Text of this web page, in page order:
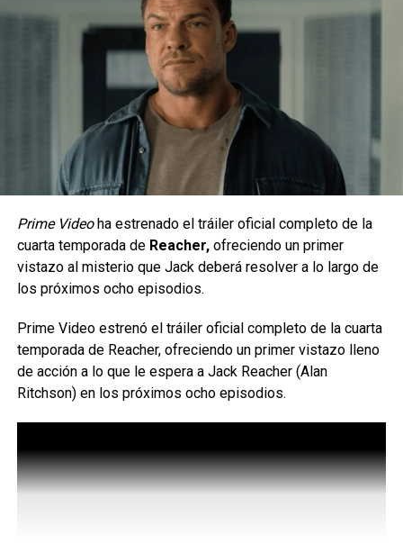
A pesar de ser un matón malhablado, adicto a la cocaína y
a las prostitutas en la actualidad, elSoldier Boy
conocemos aquí es mucho más sincero y claramente
Sin embargo, su cercanía con la nazi Stormfront
nadie parece conocer su verdadera naturaleza por el
momento— podría resultar problemática.
Los héroes de Vought Rising
También vemos a los otros héroes que recibieron la V1 en
ese momento, y el impacto que la repentina aparición de
superhéroes tiene en el mundo.
Vought Risingse sitúa mucho antes de la llegada de
Homelander y Los Siete, lo que significa que el mundo era
un lugar muy diferente.
«Vought Rising marca la expansión de la franquicia
explora los turbios orígenes de Vought International»,reza
la sinopsis oficial de la serie.
Prime Videoha estrenado el tráiler oficial completo de la
cuarta temporada deReacher,ofreciendo un primer
vistazo al misterio que Jack deberá resolver a lo largo de
los próximos ocho episodios.
Prime Video estrenó el tráiler oficial completo de la cuarta
temporada de Reacher, ofreciendo un primer vistazo lleno
de acción a lo que le espera a Jack Reacher (Alan
Ritchson) en los próximos ocho episodios.